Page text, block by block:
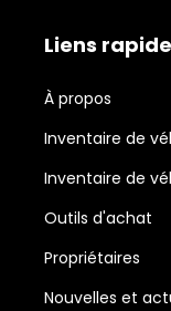
Liens
À propos
Inventaire de
Inventaire de
Outils d'achat
Propriétaires
Nouvelles et